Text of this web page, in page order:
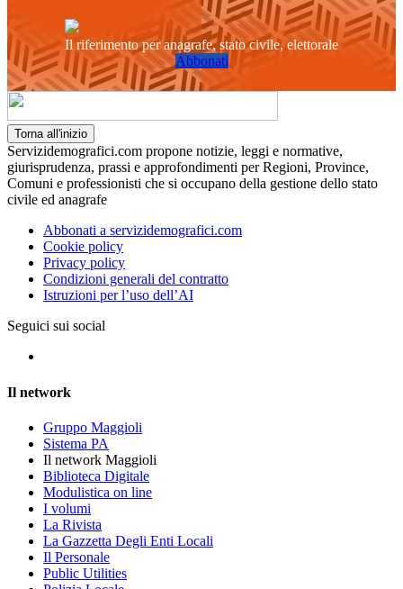
Il riferimento per anagrafe, stato civile, elettorale
Abbonati
Torna all'inizio
Servizidemografici.com propone notizie, leggi e normative,
giurisprudenza, prassi e approfondimenti per Regioni, Province,
Comuni e professionisti che si occupano della gestione dello stato
civile ed anagrafe
Abbonati a servizidemografici.com
Cookie policy
Privacy policy
Condizioni generali del contratto
Istruzioni per l’uso dell’AI
Seguici sui social
Il network
Gruppo Maggioli
Sistema PA
Il network Maggioli
Biblioteca Digitale
Modulistica on line
I volumi
La Rivista
La Gazzetta Degli Enti Locali
Il Personale
Public Utilities